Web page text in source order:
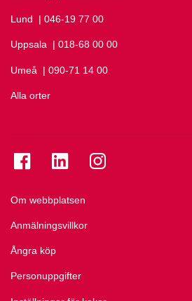
Lund Ring Lund på
| 046-19 77 00
Uppsala Ring Uppsala på
| 018-68 00 00
Umeå Ring Umeå på
| 090-71 14 00
Alla orter
Om webbplatsen
Anmälningsvillkor
Ångra köp
Personuppgifter
Se folkuniversitetet på Facebook
Se folkuniversitetet på